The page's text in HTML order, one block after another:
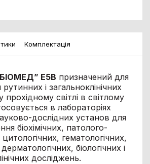
Комплектація
БІОМЕД” E5B призначений для
і загальноклінічних
прохідному світлі в світлому
в лабораторіях
дослідних установ для
біохімічних, патолого-
гематологічних,
біологічних і
досліджень.